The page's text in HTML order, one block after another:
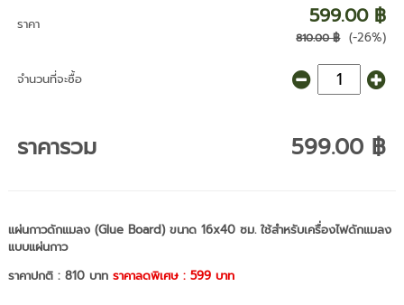
ราคา 599.00 ฿
810.00 ฿ (-26%)
จำนวนที่จะซื้อ
ราคารวม 599.00 ฿
แผ่นกาวดักแมลง (Glue Board) ขนาด 16x40 ซม. ใช้สำหรับเครื่องไฟดักแมลง
แบบแผ่นกาว
ราคาปกติ : 810 บาทราคาลดพิเศษ : 599 บาท